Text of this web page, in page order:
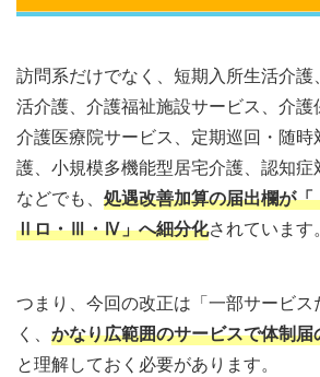
訪問系だけでなく、短期入所生活介
活介護、介護福祉施設サービス、介護
介護医療院サービス、定期巡回・随
護、小規模多機能型居宅介護、認知
などでも、 処遇改善加算の届出欄が
Ⅱロ・Ⅲ・Ⅳ」へ細分化されています。
つまり、今回の改正は「一部サービ
く、 かなり広範囲のサービスで体制
と理解しておく必要があります。